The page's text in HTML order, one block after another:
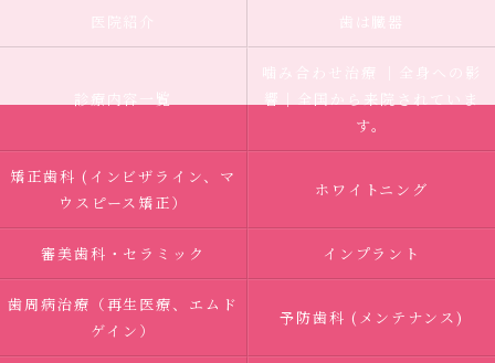
医院紹介 歯は臓器
診療内容一覧
噛み合わせ治療 ｜全身への影
響｜全国から来院されていま
す。
矯正歯科 (インビザライン、マ
ウスピース矯正）
ホワイトニング
審美歯科・セラミック インプラント
歯周病治療（再生医療、エムド
ゲイン）
予防歯科 (メンテナンス)